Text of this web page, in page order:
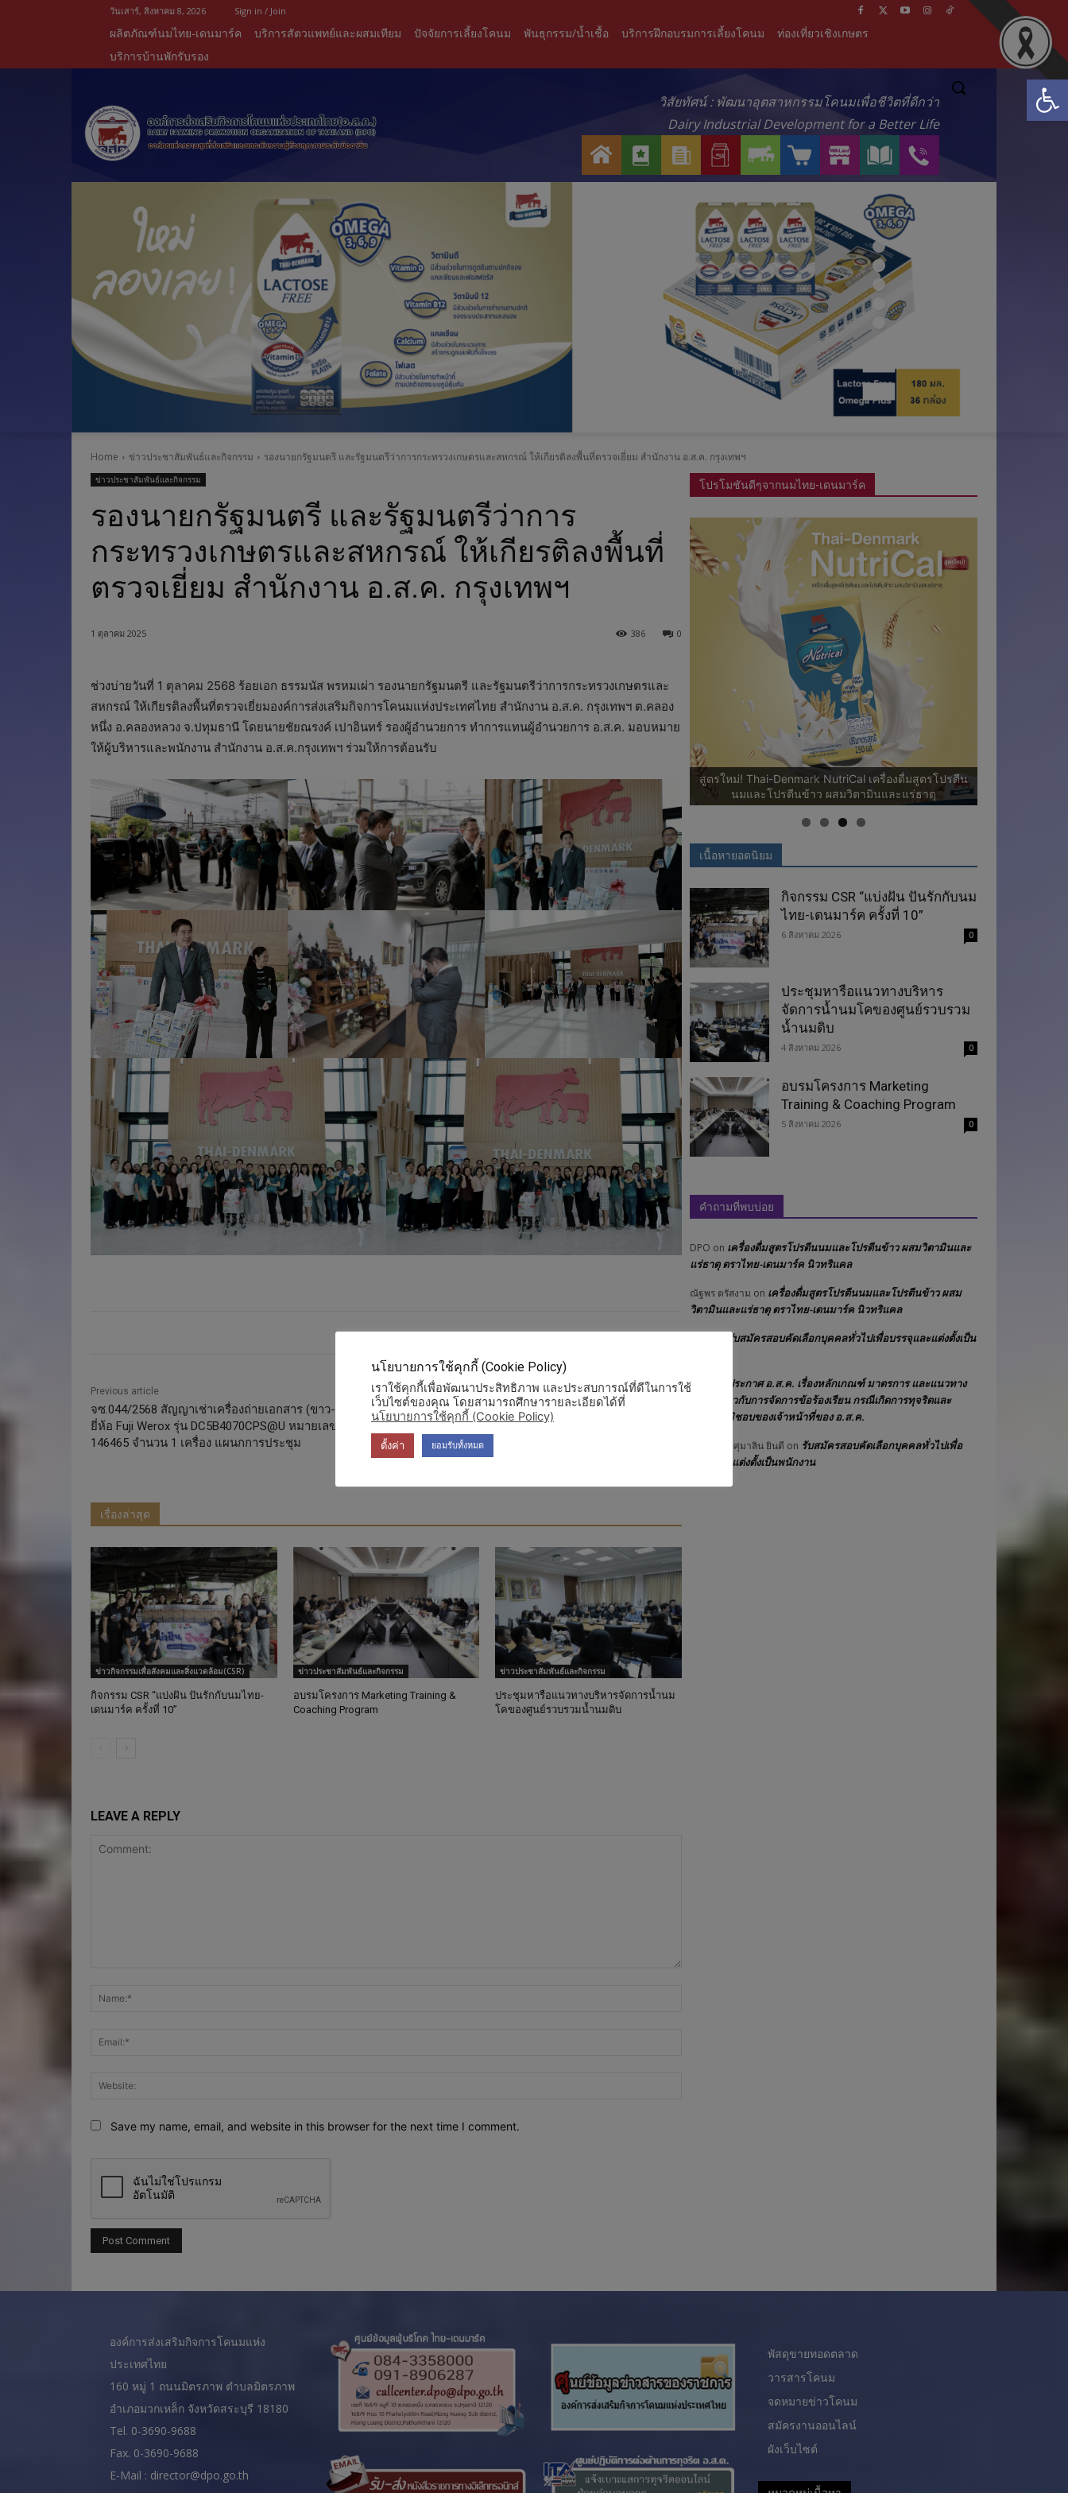
วันเสาร์, สิงหาคม 8, 2026 Sign in / Join
ผลิตภัณฑ์นมไทย-เดนมาร์ค บริการสัตวแพทย์และผสมเทียม ปัจจัยการเลี้ยงโคนม พันธุกรรม/น้ำเชื้อ บริการฝึกอบรมการเลี้ยงโคนม
ท่องเที่ยวเชิงเกษตร
บริการบ้านพักรับรอง
วิสัยทัศน์ : พัฒนาอุตสาหกรรมโคนมเพื่อชีวิตที่ดีกว่า
Dairy Industrial Development for a Better Life
กั
บ
ส
ค
ว
ส
า
ร
ต
ภั
ณ
ฑ์
น
ไ
ท
ย
-
เ
ม
า
ร์
ค
ก
า
ร
ข
อ
ร
น
ค้
า
อ
ล
น์
M
L
K
L
A
N
D
ร
ะ
น่
า
Home ข่าวประชาสัมพันธ์และกิจกรรม รองนายกรัฐมนตรี และรัฐมนตรีว่าการกระทรวงเกษตรและสหกรณ์ ให้เกียรติลงพื้นที่ตรวจเยี่ยม สำนักงาน อ.ส.ค. กรุงเทพฯ
ข่าวประชาสัมพันธ์และกิจกรรม
รองนายกรัฐมนตรี และรัฐมนตรีว่าการ
กระทรวงเกษตรและสหกรณ์ ให้เกียรติลงพื้นที่
ตรวจเยี่ยม สำนักงาน อ.ส.ค. กรุงเทพฯ
1 ตุลาคม 2025 0
386
ช่วงบ่ายวันที่ 1 ตุลาคม 2568 ร้อยเอก ธรรมนัส พรหมเผ่า รองนายกรัฐมนตรี และรัฐมนตรีว่าการกระทรวงเกษตรและ
สหกรณ์ ให้เกียรติลงพื้นที่ตรวจเยี่ยมองค์การส่งเสริมกิจการโคนมแห่งประเทศไทย สำนักงาน อ.ส.ค. กรุงเทพฯ ต.คลอง
หนึ่ง อ.คลองหลวง จ.ปทุมธานี โดยนายชัยณรงค์ เปาอินทร์ รองผู้อำนวยการ ทำการแทนผู้อำนวยการ อ.ส.ค. มอบหมาย
ให้ผู้บริหารและพนักงาน สำนักงาน อ.ส.ค.กรุงเทพฯ ร่วมให้การต้อนรับ
Previous article
จซ.044/2568 สัญญาเช่าเครื่องถ่ายเอกสาร (ขาว-ดำ)
ยี่ห้อ Fuji Werox รุ่น DC5B4070CPS@U หมายเลขเครื่อง
146465 จำนวน 1 เครื่อง แผนกการประชุม
Next article
ประกาศยกเลิกการจ้างเหมาแรงงานโดยผ่านองค์กรผู้
จัดหาแรงงาน ประจำปีงบประมาณ 2569 จำนวน 84
อัตรา เพื่อปฏิบัติงาน ณ สำนักงาน อ.ส.ค.ภาคเหนือตอน
เรื่องล่าสุด
ข่าวกิจกรรมเพื่อสังคมและสิ่งแวดล้อม(CSR)
กิจกรรม CSR “แบ่งฝัน ปันรักกับนมไทย-
เดนมาร์ค ครั้งที่ 10”
ข่าวประชาสัมพันธ์และกิจกรรม
อบรมโครงการ Marketing Training &
Coaching Program
ข่าวประชาสัมพันธ์และกิจกรรม
ประชุมหารือแนวทางบริหารจัดการน้ำนม
โคของศูนย์รวบรวมน้ำนมดิบ
LEAVE A REPLY
Save my name, email, and website in this browser for the next time I comment.
โปรโมชันดีๆจากนมไทย-เดนมาร์ค
นมไทย-เดนมาร์ค นมโคสดแท้ธรรมชาติ ไม่ผสมนมผง
100%
สูตรใหม่! Thai-Denmark NutriCal เครื่องดื่มสูตรโปรตีน
นมและโปรตีนข้าว ผสมวิตามินและแร่ธาตุ
เปิดแล้วร้านจำหน่ายนมไทย-เดนมาร์ค อ.ส.ค. กรุงเทพฯ
(ตลาดไท)
เนื้อหายอดนิยม
กิจกรรม CSR “แบ่งฝัน ปันรักกับนม
ไทย-เดนมาร์ค ครั้งที่ 10”
6 สิงหาคม 2026 0
ประชุมหารือแนวทางบริหาร
จัดการน้ำนมโคของศูนย์รวบรวม
น้ำนมดิบ
4 สิงหาคม 2026 0
อบรมโครงการ Marketing
Training & Coaching Program
5 สิงหาคม 2026 0
คำถามที่พบบ่อย
DPO on เครื่องดื่มสูตรโปรตีนนมและโปรตีนข้าว ผสมวิตามินและ
แร่ธาตุ ตราไทย-เดนมาร์ค นิวทริแคล
ณัฐพร ตรัสงาม on เครื่องดื่มสูตรโปรตีนนมและโปรตีนข้าว ผสม
วิตามินและแร่ธาตุ ตราไทย-เดนมาร์ค นิวทริแคล
รับสมัครสอบคัดเลือกบุคคลทั่วไปเพื่อบรรจุและแต่งตั้งเป็น
DPO
ประกาศ อ.ส.ค. เรื่องหลักเกณฑ์ มาตรการ และแนวทาง
ปฏิบัติเกี่ยวกับการจัดการข้อร้องเรียน กรณีเกิดการทุจริตและ
ประพฤติมิชอบของเจ้าหน้าที่ของ อ.ส.ค.
นางสาวอังศุมาลิน ยินดี on รับสมัครสอบคัดเลือกบุคคลทั่วไปเพื่อ
บรรจุและแต่งตั้งเป็นพนักงาน
องค์การส่งเสริมกิจการโคนมแห่ง
ประเทศไทย
160 หมู่ 1 ถนนมิตรภาพ ตำบลมิตรภาพ
อำเภอมวกเหล็ก จังหวัดสระบุรี 18180
Tel. 0-3690-9688
Fax. 0-3690-9688
E-Mail : director@dpo.go.th
พัสดุขายทอดตลาด
วารสารโคนม
จดหมายข่าวโคนม
สมัครงานออนไลน์
ผังเว็บไซต์
นโยบายการใช้คุกกี้ (Cookie Policy)
เราใช้คุกกี้เพื่อพัฒนาประสิทธิภาพ และประสบการณ์ที่ดีในการใช้
เว็บไซต์ของคุณ โดยสามารถศึกษารายละเอียดได้ที่
นโยบายการใช้คุกกี้ (Cookie Policy)
ตั้งค่า ยอมรับทั้งหมด